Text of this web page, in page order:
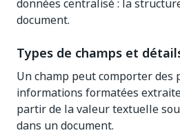
données centralisé : la
document.
Types de champs et
Un champ peut comporter des
informations formatées
partir de la valeur textuelle
dans un document.